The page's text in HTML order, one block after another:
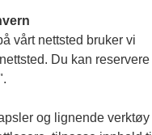
Reportasje
Produkter
Jobbmarked
vårt nettsted bruker vi
Du kan reservere
og lignende verktøy